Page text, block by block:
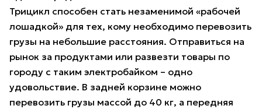
Трицикл способен стать незаменимой «рабочей
лошадкой» для тех, кому необходимо перевозить
грузы на небольшие расстояния. Отправиться на
рынок за продуктами или развезти товары по
городу с таким электробайком – одно
удовольствие. В задней корзине можно
перевозить грузы массой до 40 кг, а передняя